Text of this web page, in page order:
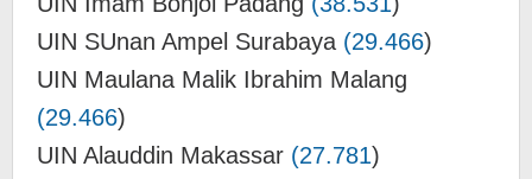
UIN SUnan Ampel Surabaya (29.466)
UIN Maulana Malik Ibrahim Malang
(29.466)
UIN Alauddin Makassar (27.781)